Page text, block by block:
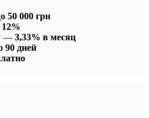
50 000 грн
12%
— 3,33% в месяц
90 дней